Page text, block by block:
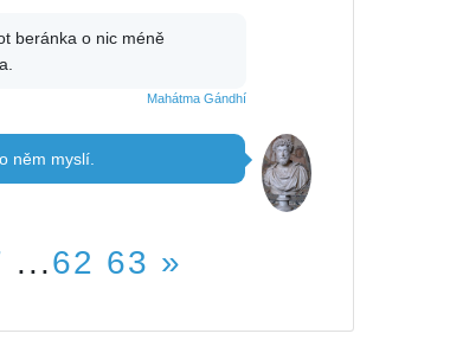
beránka o nic méně
Mahátma Gándhí
něm myslí.
...62 63 »